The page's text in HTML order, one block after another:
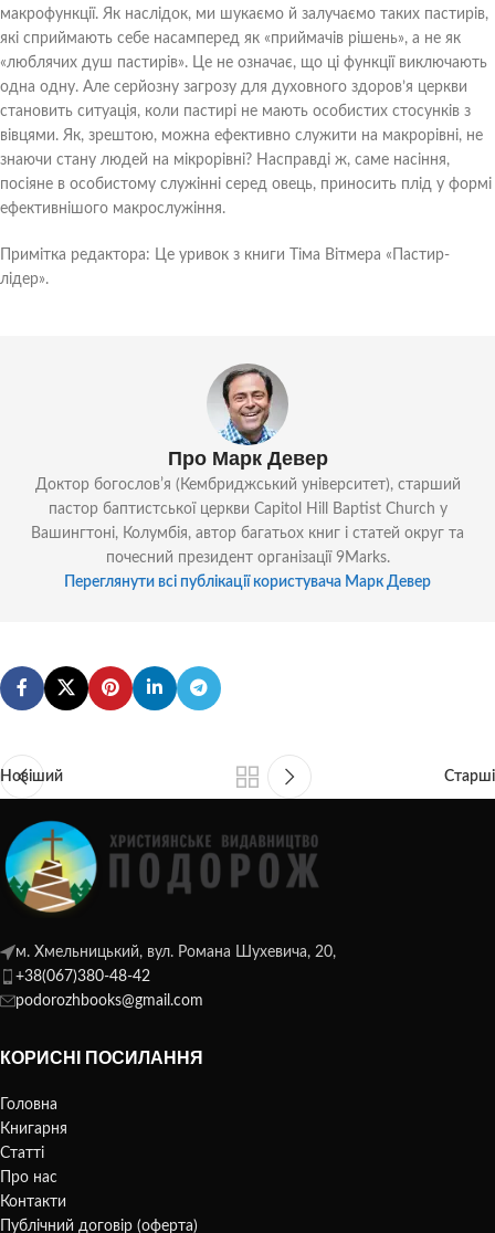
макрофункції. Як наслідок, ми шукаємо й залучаємо таких пастирів,
які сприймають себе насамперед як «приймачів рішень», а не як
«люблячих душ пастирів». Це не означає, що ці функції виключають
одна одну. Але серйозну загрозу для духовного здоров’я церкви
становить ситуація, коли пастирі не мають особистих стосунків з
вівцями. Як, зрештою, можна ефективно служити на макрорівні, не
знаючи стану людей на мікрорівні? Насправді ж, саме насіння,
посіяне в особистому служінні серед овець, приносить плід у формі
ефективнішого макрослужіння.
Примітка редактора: Це уривок з книги Тіма Вітмера «Пастир-
лідер».
Про Марк Девер
Доктор богословʼя (Кембриджський університет), старший
пастор баптистської церкви Capitol Hill Baptist Church у
Вашингтоні, Колумбія, автор багатьох книг і статей округ та
почесний президент організації 9Marks.
Переглянути всі публікації користувача Марк Девер
Новіший Старші
м. Хмельницький, вул. Романа Шухевича, 20,
+38(067)380-48-42
podorozhbooks@gmail.com
КОРИСНІ ПОСИЛАННЯ
Головна
Книгарня
Статті
Про нас
Контакти
Публічний договір (оферта)